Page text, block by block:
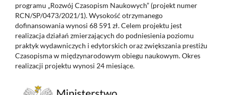
programu „Rozwój Czasopism Naukowych” (projekt numer
RCN/SP/0473/2021/1). Wysokość otrzymanego
dofinansowania wynosi 68 591 zł. Celem projektu jest
realizacja działań zmierzających do podniesienia poziomu
praktyk wydawniczych i edytorskich oraz zwiększania prestiżu
Czasopisma w międzynarodowym obiegu naukowym. Okres
realizacji projektu wynosi 24 miesiące.